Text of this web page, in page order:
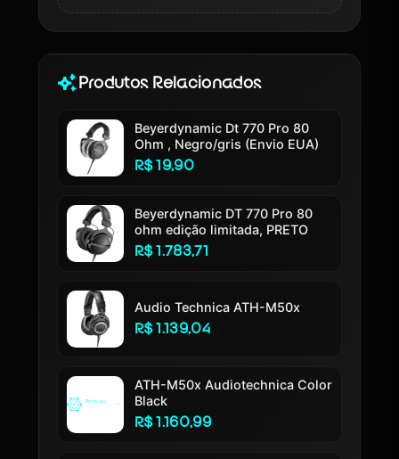
Produtos Relacionados
Beyerdynamic Dt 770 Pro 80
Ohm , Negro/gris (Envio EUA)
R$ 19,90
Beyerdynamic DT 770 Pro 80
ohm edição limitada, PRETO
R$ 1.783,71
Audio Technica ATH-M50x
R$ 1.139,04
ATH-M50x Audiotechnica Color
Black
R$ 1.160,99